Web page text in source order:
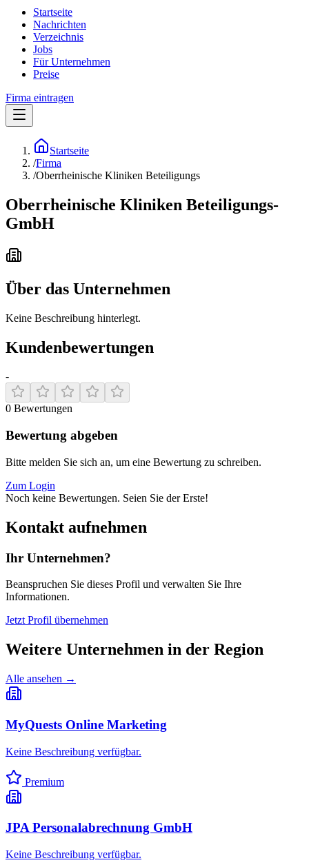
Startseite
Nachrichten
Verzeichnis
Jobs
Für Unternehmen
Preise
Firma eintragen
Startseite
/Firma
/Oberrheinische Kliniken Beteiligungs
Oberrheinische Kliniken Beteiligungs-
GmbH
Über das Unternehmen
Keine Beschreibung hinterlegt.
Kundenbewertungen
-
0 Bewertungen
Bewertung abgeben
Bitte melden Sie sich an, um eine Bewertung zu schreiben.
Zum Login
Noch keine Bewertungen. Seien Sie der Erste!
Kontakt aufnehmen
Ihr Unternehmen?
Beanspruchen Sie dieses Profil und verwalten Sie Ihre
Informationen.
Jetzt Profil übernehmen
Weitere Unternehmen in der Region
Alle ansehen →
MyQuests Online Marketing
Keine Beschreibung verfügbar.
Premium
JPA Personalabrechnung GmbH
Keine Beschreibung verfügbar.